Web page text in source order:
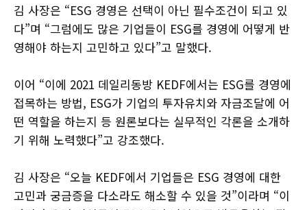
김 사장은 “ESG 경영은 선택이 아닌 필수조건이 되고 있
다”며 “그럼에도 많은 기업들이 ESG를 경영에 어떻게 반
영해야 하는지 고민하고 있다”고 말했다.
이어 “이에 2021 데일리동방 KEDF에서는 ESG를 경영에
접목하는 방법, ESG가 기업의 투자유치와 자금조달에 어
떤 역할을 하는지 등 원론보다는 실무적인 각론을 소개하
기 위해 노력했다”고 강조했다.
김 사장은 “오늘 KEDF에서 기업들은 ESG 경영에 대한
고민과 궁금증을 다소라도 해소할 수 있을 것”이라며 “이